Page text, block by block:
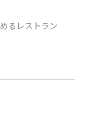
るレストラン